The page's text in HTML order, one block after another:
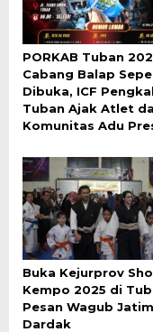
PORKAB Tuban
Cabang Balap
Dibuka, ICF
Tuban Ajak Atlet
Komunitas Adu
Buka Kejurprov
Kempo 2025 di
Pesan Wagub
Dardak